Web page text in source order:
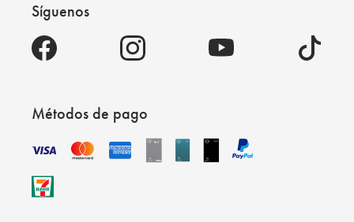
Síguenos
Métodos de pago